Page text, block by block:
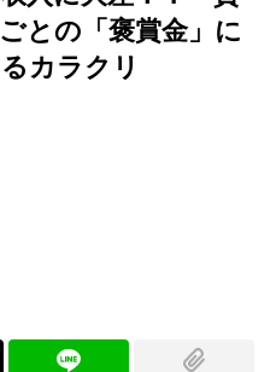
との「褒賞金」に
カラクリ